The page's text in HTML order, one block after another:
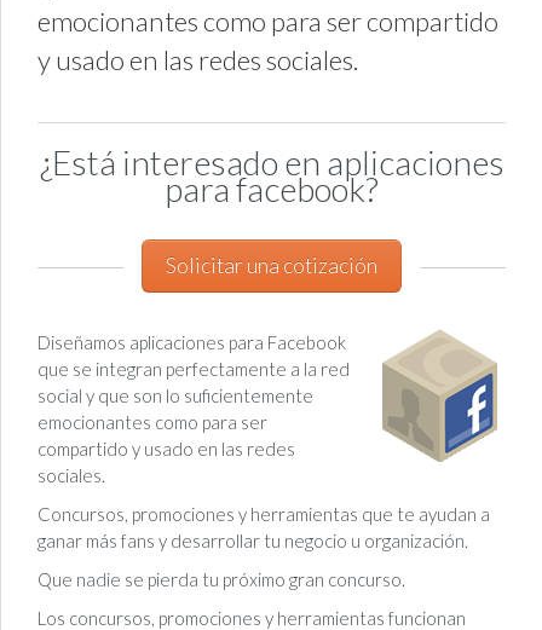
emocionantes como para ser compartido
y usado en las redes sociales.
¿Está interesado en aplicaciones
para facebook?
Solicitar una cotización
Diseñamos aplicaciones para Facebook
que se integran perfectamente a la red
social y que son lo suficientemente
emocionantes como para ser
compartido y usado en las redes
sociales.
Concursos, promociones y herramientas que te ayudan a
ganar más fans y desarrollar tu negocio u organización.
Que nadie se pierda tu próximo gran concurso.
Los concursos, promociones y herramientas funcionan